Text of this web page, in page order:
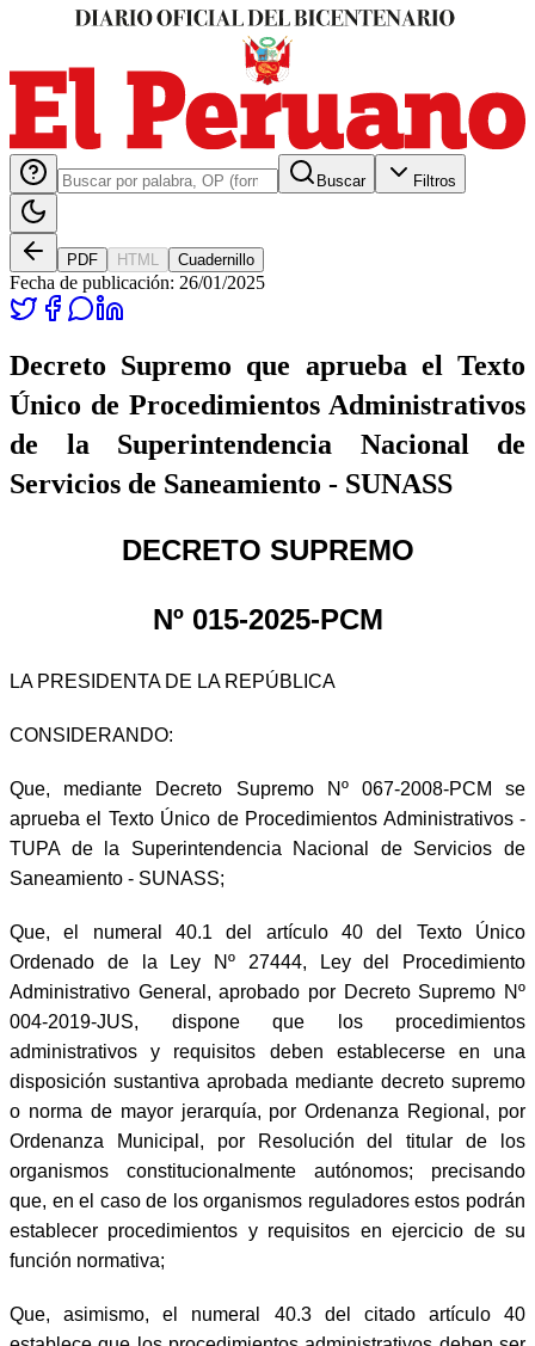
Buscar Filtros
PDF HTML Cuadernillo
Fecha de publicación: 26/01/2025
Decreto Supremo que aprueba el Texto
Único de Procedimientos Administrativos
de la Superintendencia Nacional de
Servicios de Saneamiento - SUNASS
DECRETO SUPREMO
Nº 015-2025-PCM
LA PRESIDENTA DE LA REPÚBLICA
CONSIDERANDO:
Que, mediante Decreto Supremo Nº 067-2008-PCM se
aprueba el Texto Único de Procedimientos Administrativos -
TUPA de la Superintendencia Nacional de Servicios de
Saneamiento - SUNASS;
Que, el numeral 40.1 del artículo 40 del Texto Único
Ordenado de la Ley Nº 27444, Ley del Procedimiento
Administrativo General, aprobado por Decreto Supremo Nº
004-2019-JUS, dispone que los procedimientos
administrativos y requisitos deben establecerse en una
disposición sustantiva aprobada mediante decreto supremo
o norma de mayor jerarquía, por Ordenanza Regional, por
Ordenanza Municipal, por Resolución del titular de los
organismos constitucionalmente autónomos; precisando
que, en el caso de los organismos reguladores estos podrán
establecer procedimientos y requisitos en ejercicio de su
función normativa;
Que, asimismo, el numeral 40.3 del citado artículo 40